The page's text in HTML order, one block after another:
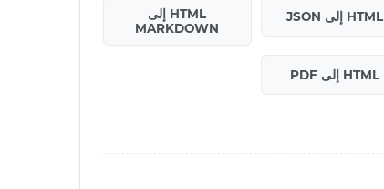
HTML إلى JSON
HTML إلى
MARKDOWN
HTML إلى PDF